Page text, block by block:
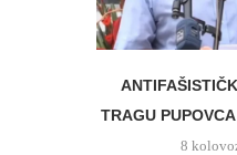
TRAGU
8